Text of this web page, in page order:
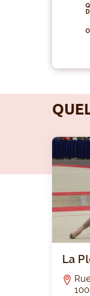
La